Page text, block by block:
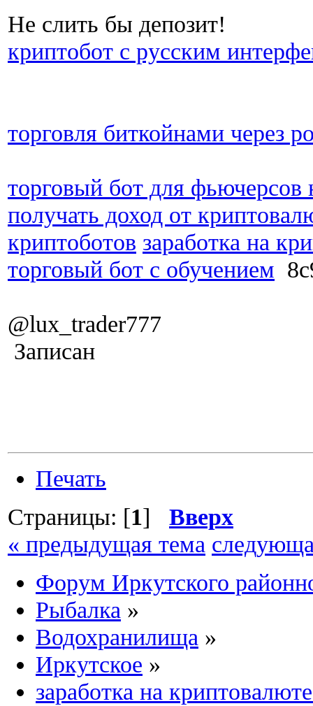
Не слить бы депозит!
криптобот с русским
торговля биткойнами через
торговый бот для фьючерсов
получать доход от
криптоботов заработка на
торговый бот с обучением
@lux_trader777
Записан
Печать
Страницы: [1] Вверх
« предыдущая тема
Форум Иркутского
Рыбалка »
Водохранилища »
Иркутское »
заработка на